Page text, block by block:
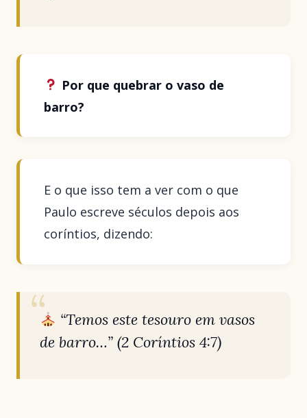
Por que quebrar o vaso de
barro?
E o que isso tem a ver com o que
Paulo escreve séculos depois aos
coríntios, dizendo:
“Temos este tesouro em vasos
de barro…”(2 Coríntios 4:7)